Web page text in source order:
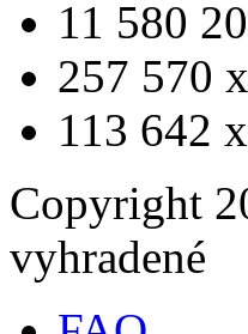
11 580
257 570 x
113 642 x
Copyright
vyhradené